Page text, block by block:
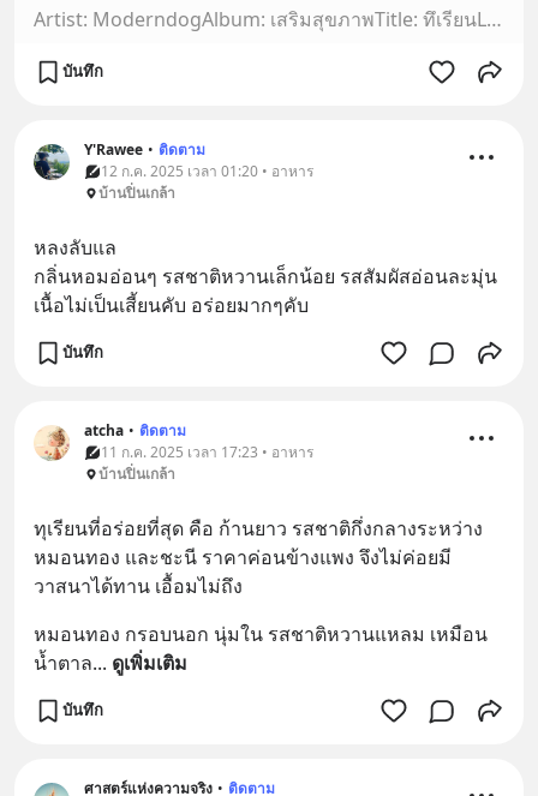
Artist: ModerndogAlbum: เสริมสุขภาพTitle: ทึเรียนLyricsอุเหม่มาเจอเนื้อนวลเห็นแล้วมันยวนยั่วหัวใจคนแรกที่พบว่าใช่ต้องขอสรรเสริญสรรเสริญสรรเสริญด้วยใจไม่เคยจะ…
บันทึก
Y'Rawee • ติดตาม
12 ก.ค. 2025 เวลา 01:20 • อาหาร
บ้านปิ่นเกล้า
หลงลับแล
กลิ่นหอมอ่อนๆ รสชาติหวานเล็กน้อย รสสัมผัสอ่อนละมุ่น
เนื้อไม่เป็นเสี้ยนคับ อร่อยมากๆคับ
บันทึก
atcha • ติดตาม
11 ก.ค. 2025 เวลา 17:23 • อาหาร
บ้านปิ่นเกล้า
ทุเรียนที่อร่อยที่สุด คือ ก้านยาว รสชาติกึ่งกลางระหว่าง
หมอนทอง และชะนี ราคาค่อนข้างแพง จึงไม่ค่อยมี
วาสนาได้ทาน เอื้อมไม่ถึง
หมอนทอง กรอบนอก นุ่มใน รสชาติหวานแหลม เหมือน
น้ำตาล... ดูเพิ่มเติม
บันทึก
ศาสตร์แห่งความจริง • ติดตาม